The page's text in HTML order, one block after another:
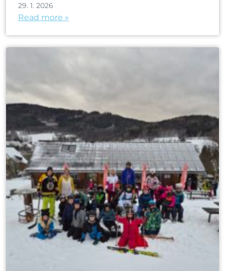
29. 1. 2026
Read more »